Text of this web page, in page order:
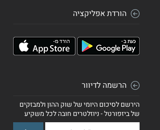
הורדת אפליקציה
הרשמה לדיוור
הירשם לסיכום היומי של שוק ההון ולמבזקים
של ביזפורטל - ניוזלטרים חובה לכל משקיע